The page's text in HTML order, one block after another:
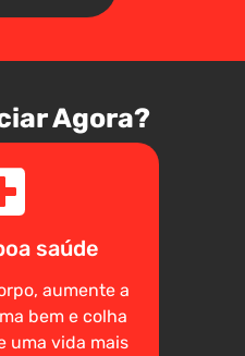
Agora?
saúde
aumente a
bem e colha
uma vida mais